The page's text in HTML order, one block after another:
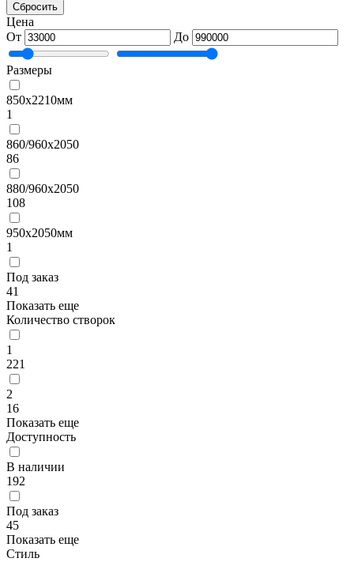
Сбросить
Цена
От
До
Размеры
850х2210мм
1
860/960х2050
86
880/960х2050
108
950х2050мм
1
Под заказ
41
Показать еще
Количество створок
1
221
2
16
Показать еще
Доступность
В наличии
192
Под заказ
45
Показать еще
Стиль